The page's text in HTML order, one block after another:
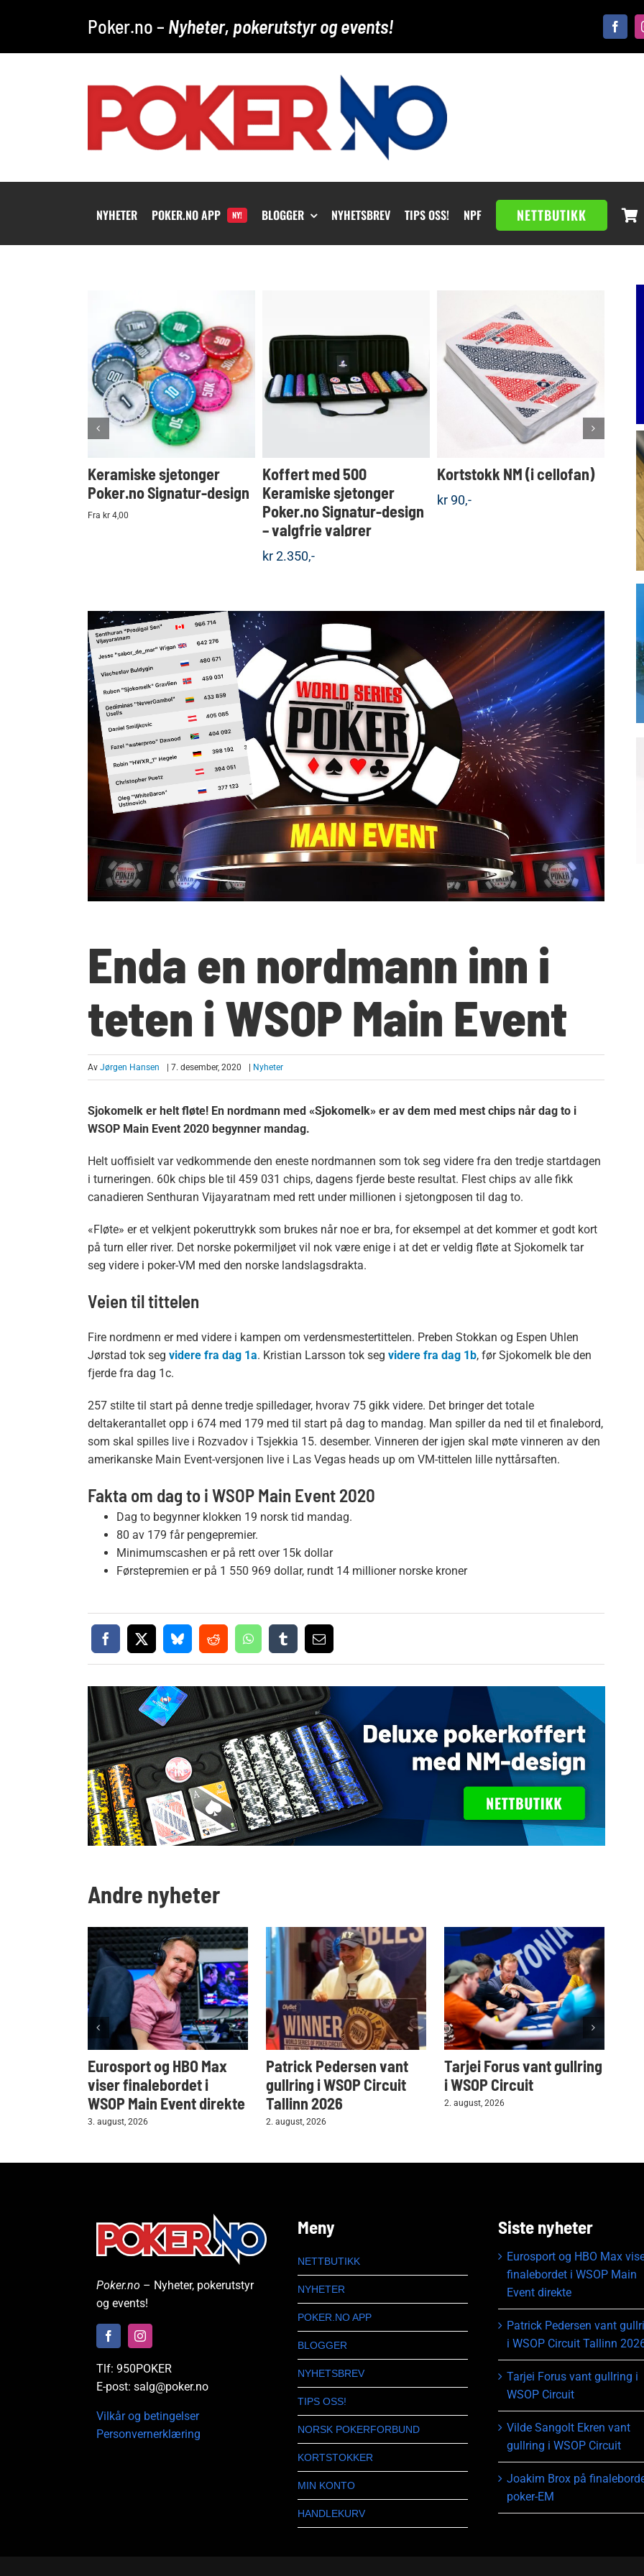
Poker.no – Nyheter, pokerutstyr og events!
NYHETER POKER.NO APP NY! BLOGGER NYHETSBREV TIPS OSS! NPF NETTBUTIKK
KJØP
Detaljer
Keramiske sjetonger
Poker.no Signatur-design
Fra kr 4,00
KJØP
Detaljer
Koffert med 500
Keramiske sjetonger
Poker.no Signatur-design
– valgfrie valører
kr2.350,-
KJØPDette
produktet
har
flere
varianter.
Alternativene
på
produktsiden
Detaljer
Kortstokk NM (i cellofan)
kr90,-
Enda en nordmann inn i
teten i WSOP Main Event
Av Jørgen Hansen | 7. desember, 2020 Nyheter
Sjokomelk er helt fløte! En nordmann med «Sjokomelk» er av dem med mest chips når dag to i
WSOP Main Event 2020 begynner mandag.
Helt uoffisielt var vedkommende den eneste nordmannen som tok seg videre fra den tredje startdagen
i turneringen. 60k chips ble til 459 031 chips, dagens fjerde beste resultat. Flest chips av alle fikk
canadieren Senthuran Vijayaratnam med rett under millionen i sjetongposen til dag to.
«Fløte» er et velkjent pokeruttrykk som brukes når noe er bra, for eksempel at det kommer et godt kort
på turn eller river. Det norske pokermiljøet vil nok være enige i at det er veldig fløte at Sjokomelk tar
seg videre i poker-VM med den norske landslagsdrakta.
Veien til tittelen
Fire nordmenn er med videre i kampen om verdensmestertittelen. Preben Stokkan og Espen Uhlen
Jørstad tok seg videre fra dag 1a. Kristian Larsson tok seg videre fra dag 1b, før Sjokomelk ble den
fjerde fra dag 1c.
257 stilte til start på denne tredje spilledager, hvorav 75 gikk videre. Det bringer det totale
deltakerantallet opp i 674 med 179 med til start på dag to mandag. Man spiller da ned til et finalebord,
som skal spilles live i Rozvadov i Tsjekkia 15. desember. Vinneren der igjen skal møte vinneren av den
amerikanske Main Event-versjonen live i Las Vegas heads up om VM-tittelen lille nyttårsaften.
Fakta om dag to i WSOP Main Event 2020
Dag to begynner klokken 19 norsk tid mandag.
80 av 179 får pengepremier.
Minimumscashen er på rett over 15k dollar
Førstepremien er på 1 550 969 dollar, rundt 14 millioner norske kroner
Andre nyheter
Eurosport og HBO Max
viser finalebordet i
WSOP Main Event direkte
3. august, 2026
Patrick Pedersen vant
gullring i WSOP Circuit
Tallinn 2026
2. august, 2026
Tarjei Forus vant gullring
i WSOP Circuit
2. august, 2026
Poker.no – Nyheter, pokerutstyr
og events!
Tlf: 950POKER
E-post: salg@poker.no
Vilkår og betingelser
Personvernerklæring
Meny
NETTBUTIKK
NYHETER
POKER.NO APP
BLOGGER
NYHETSBREV
TIPS OSS!
NORSK POKERFORBUND
KORTSTOKKER
MIN KONTO
HANDLEKURV
Siste nyheter
Eurosport og HBO Max
finalebordet i WSOP Main
Event direkte
Patrick Pedersen vant
i WSOP Circuit Tallinn
Tarjei Forus vant gullring i
WSOP Circuit
Vilde Sangolt Ekren vant
gullring i WSOP Circuit
Joakim Brox på
poker-EM